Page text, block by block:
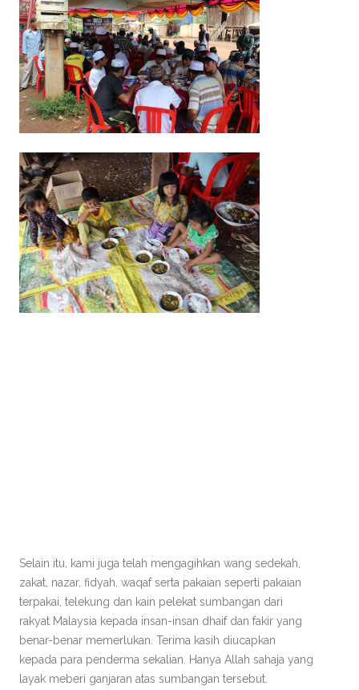
Selain itu, kami juga telah mengagihkan wang sedekah,
zakat, nazar, fidyah, waqaf serta pakaian seperti pakaian
terpakai, telekung dan kain pelekat sumbangan dari
rakyat Malaysia kepada insan-insan dhaif dan fakir yang
benar-benar memerlukan. Terima kasih diucapkan
kepada para penderma sekalian. Hanya Allah sahaja yang
layak meberi ganjaran atas sumbangan tersebut.